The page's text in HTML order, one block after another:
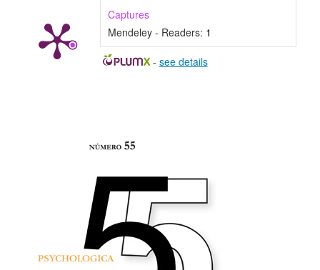
Captures
Mendeley - Readers: 1
- see details